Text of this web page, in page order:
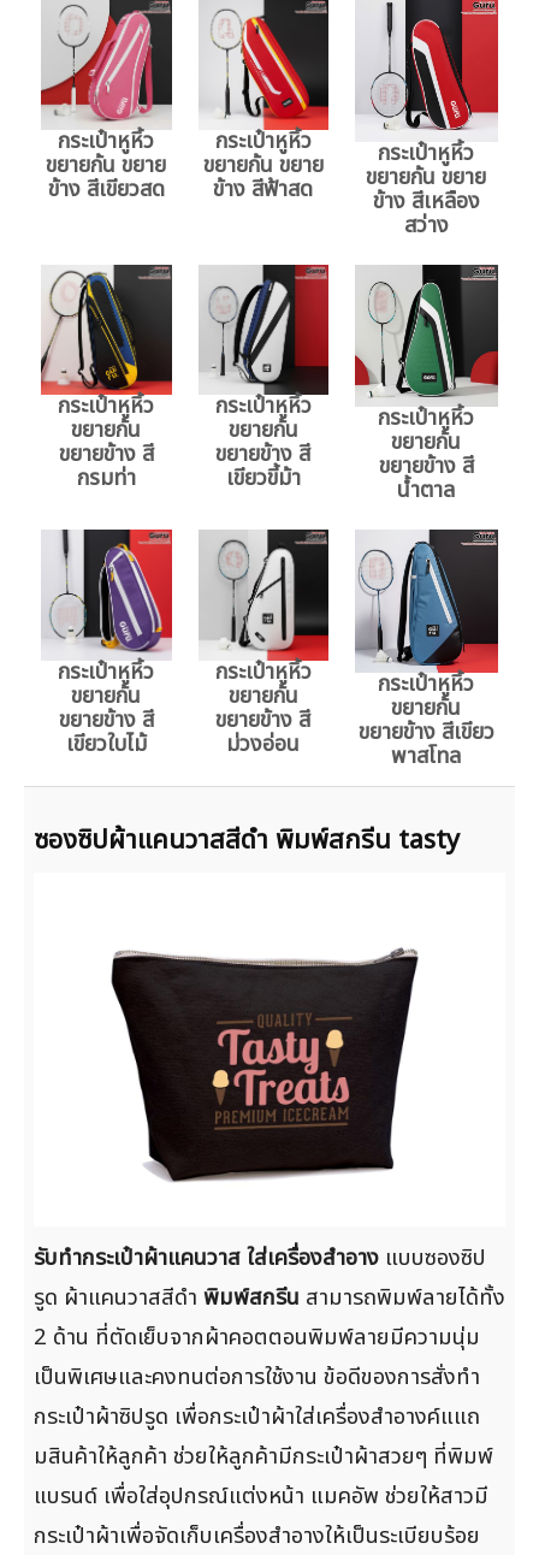
กระเป๋าหูหิ้ว
ขยายก้น ขยาย
ข้าง สีเขียวสด
กระเป๋าหูหิ้ว
ขยายก้น ขยาย
ข้าง สีฟ้าสด
กระเป๋าหูหิ้ว
ขยายก้น ขยาย
ข้าง สีเหลือง
สว่าง
กระเป๋าหูหิ้ว
ขยายก้น
ขยายข้าง สี
กรมท่า
กระเป๋าหูหิ้ว
ขยายก้น
ขยายข้าง สี
เขียวขี้ม้า
กระเป๋าหูหิ้ว
ขยายก้น
ขยายข้าง สี
น้ำตาล
กระเป๋าหูหิ้ว
ขยายก้น
ขยายข้าง สี
เขียวใบไม้
กระเป๋าหูหิ้ว
ขยายก้น
ขยายข้าง สี
ม่วงอ่อน
กระเป๋าหูหิ้ว
ขยายก้น
ขยายข้าง สีเขียว
พาสโทล
ซองซิปผ้าแคนวาสสีดำ พิมพ์สกรีน tasty
รับทำกระเป๋าผ้าแคนวาส ใส่เครื่องสำอาง แบบซองซิป
รูด ผ้าแคนวาสสีดำ พิมพ์สกรีน สามารถพิมพ์ลายได้ทั้ง
2 ด้าน ที่ตัดเย็บจากผ้าคอตตอนพิมพ์ลายมีความนุ่ม
เป็นพิเศษและคงทนต่อการใช้งาน ข้อดีของการสั่งทำ
กระเป๋าผ้าซิปรูด เพื่อกระเป๋าผ้าใส่เครื่องสำอางค์แแถ
มสินค้าให้ลูกค้า ช่วยให้ลูกค้ามีกระเป๋าผ้าสวยๆ ที่พิมพ์
แบรนด์ เพื่อใส่อุปกรณ์แต่งหน้า แมคอัพ ช่วยให้สาวมี
กระเป๋าผ้าเพื่อจัดเก็บเครื่องสำอางให้เป็นระเบียบร้อย